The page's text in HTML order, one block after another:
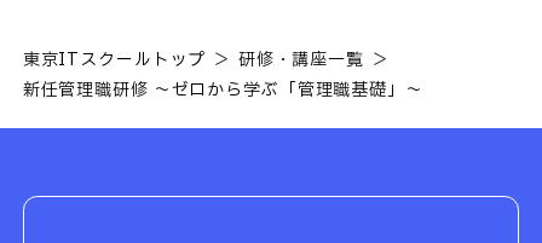
東京ITスクールトップ
研修・講座一覧
新任管理職研修 ～ゼロから学ぶ「管理職基礎」～